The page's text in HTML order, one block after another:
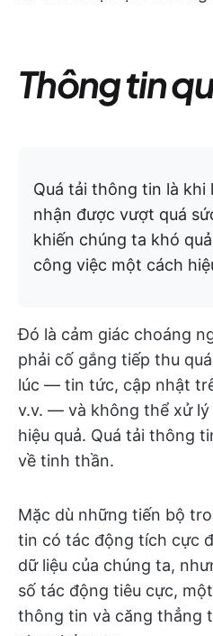
Thông tin
Quá tải thông tin là
nhận được vượt quá
khiến chúng ta khó
công việc một cách
Đó là cảm giác choáng
phải cố gắng tiếp thu
lúc — tin tức, cập nhật
v.v. — và không thể xử
hiệu quả. Quá tải thông
về tinh thần.
Mặc dù những tiến bộ
tin có tác động tích cực
dữ liệu của chúng ta,
số tác động tiêu cực,
thông tin và căng thẳng